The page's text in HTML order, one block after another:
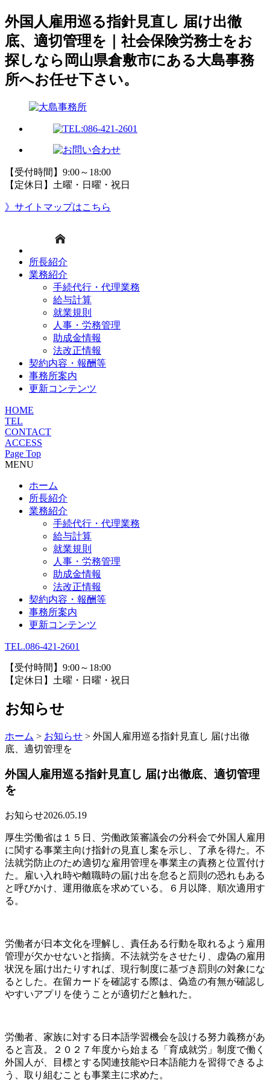
外国人雇用巡る指針見直し 届け出徹
底、適切管理を｜社会保険労務士をお
探しなら岡山県倉敷市にある大島事務
所へお任せ下さい。
【受付時間】9:00～18:00
【定休日】土曜・日曜・祝日
》サイトマップはこちら
所長紹介
業務紹介
手続代行・代理業務
給与計算
就業規則
人事・労務管理
助成金情報
法改正情報
契約内容・報酬等
事務所案内
更新コンテンツ
HOME
TEL
CONTACT
ACCESS
Page Top
MENU
ホーム
所長紹介
業務紹介
手続代行・代理業務
給与計算
就業規則
人事・労務管理
助成金情報
法改正情報
契約内容・報酬等
事務所案内
更新コンテンツ
TEL.086-421-2601
【受付時間】9:00～18:00
【定休日】土曜・日曜・祝日
お知らせ
ホーム > お知らせ > 外国人雇用巡る指針見直し 届け出徹
底、適切管理を
外国人雇用巡る指針見直し 届け出徹底、適切管理
を
お知らせ2026.05.19
厚生労働省は１５日、労働政策審議会の分科会で外国人雇用
に関する事業主向け指針の見直し案を示し、了承を得た。不
法就労防止のため適切な雇用管理を事業主の責務と位置付け
た。雇い入れ時や離職時の届け出を怠ると罰則の恐れもある
と呼びかけ、運用徹底を求めている。６月以降、順次適用す
る。
労働者が日本文化を理解し、責任ある行動を取れるよう雇用
管理が欠かせないと指摘。不法就労をさせたり、虚偽の雇用
状況を届け出たりすれば、現行制度に基づき罰則の対象にな
るとした。在留カードを確認する際は、偽造の有無が確認し
やすいアプリを使うことが適切だと触れた。
労働者、家族に対する日本語学習機会を設ける努力義務があ
ると言及。２０２７年度から始まる「育成就労」制度で働く
外国人が、目標とする関連技能や日本語能力を習得できるよ
う、取り組むことも事業主に求めた。